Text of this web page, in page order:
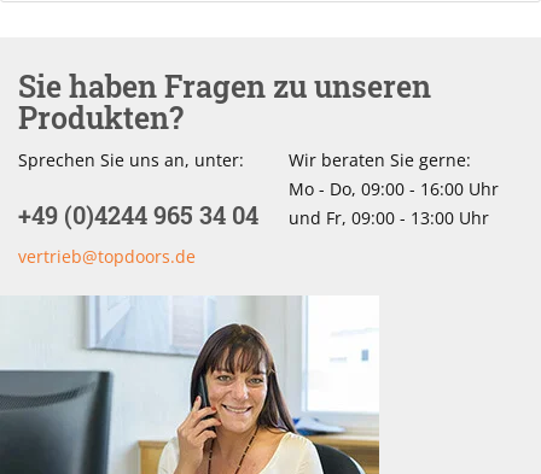
Sie haben Fragen zu unseren
Produkten?
Sprechen Sie uns an, unter:
+49 (0)4244 965 34 04
vertrieb@topdoors.de
Wir beraten Sie gerne:
Mo - Do, 09:00 - 16:00 Uhr
und Fr, 09:00 - 13:00 Uhr